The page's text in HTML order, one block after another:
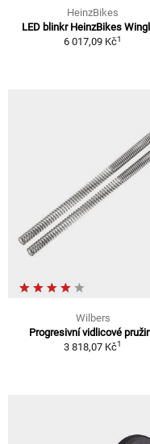
HeinzBikes
LED blinkr HeinzBikes
6 017,09 Kč1
Wilbers
Progresivní vidlicové
3 818,07 Kč1